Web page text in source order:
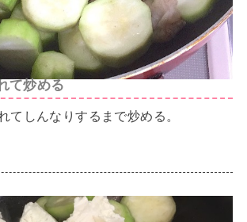
て炒める
しんなりするまで炒める。